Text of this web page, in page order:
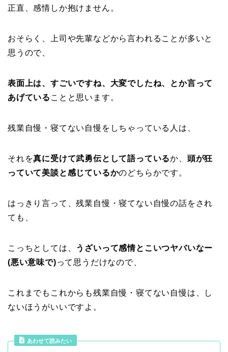
正直、感情しか抱けません。
おそらく、上司や先輩などから言われることが多いと
思うので、
表面上は、すごいですね、大変でしたね、とか言って
あげている ことと思います。
残業自慢・寝てない自慢をしちゃっている人は、
それを真に受けて武勇伝として語っているか、 頭が狂
っていて美談と感じているかのどちらかです。
はっきり言って、残業自慢・寝てない自慢の話をされ
ても、
こっちとしては、 うざいって感情とこいつヤバいなー
(悪い意味で)って思うだけなので、
これまでもこれからも残業自慢・寝てない自慢は、し
ないほうがいいですよ。
あわせて読みたい